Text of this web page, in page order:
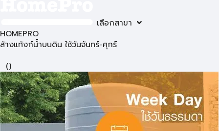
เลือกสาขา
HOMEPRO
ล้างแท้งก์น้ำบนดิน ใช้วันจันทร์-ศุกร์
()